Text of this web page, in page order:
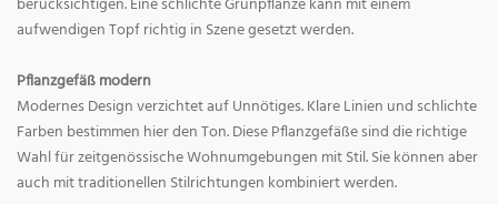
berücksichtigen. Eine schlichte Grünpflanze kann mit einem
aufwendigen Topf richtig in Szene gesetzt werden.
Pflanzgefäß modern
Modernes Design verzichtet auf Unnötiges. Klare Linien und schlichte
Farben bestimmen hier den Ton. Diese Pflanzgefäße sind die richtige
Wahl für zeitgenössische Wohnumgebungen mit Stil. Sie können aber
auch mit traditionellen Stilrichtungen kombiniert werden.